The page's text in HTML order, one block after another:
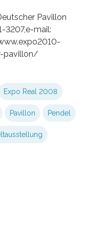
Pavillon
3207,e-mail:
pavillon/
Expo Real 2008
Pavillon Pendel